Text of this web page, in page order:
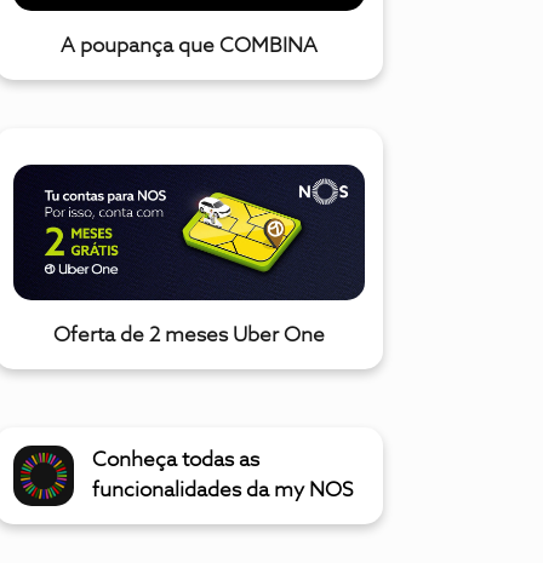
A poupança que COMBINA
Oferta de 2 meses Uber One
Conheça todas as
funcionalidades da my NOS